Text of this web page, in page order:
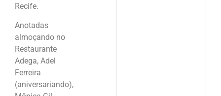
Recife.
Anotadas
almoçando no
Restaurante
Adega, Adel
Ferreira
(aniversariando),